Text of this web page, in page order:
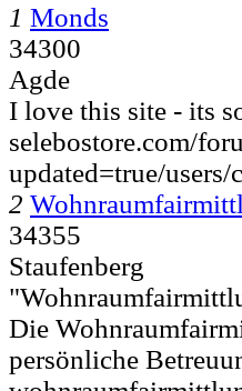
1 Monds
34300
Agde
I love this site - its
selebostore.com/
updated=true/
2
34355
Staufenberg
Die
persönliche